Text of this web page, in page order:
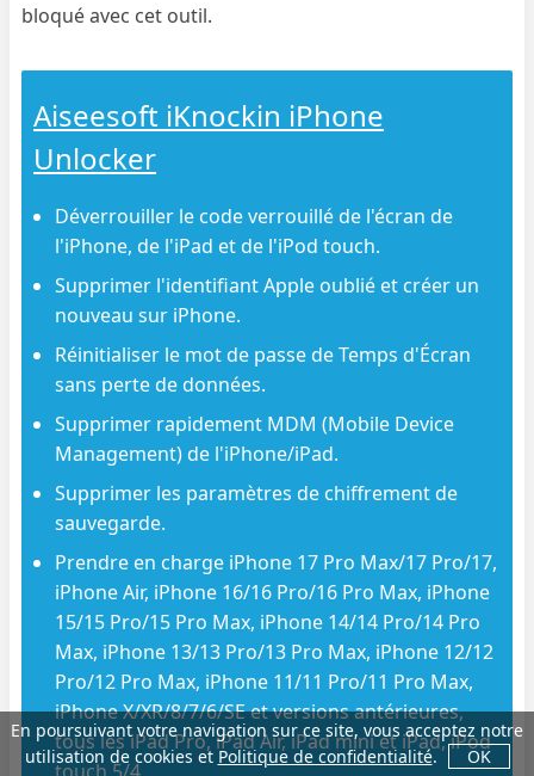
bloqué avec cet outil.
Aiseesoft iKnockin iPhone
Unlocker
Déverrouiller le code verrouillé de l'écran de
l'iPhone, de l'iPad et de l'iPod touch.
Supprimer l'identifiant Apple oublié et créer un
nouveau sur iPhone.
Réinitialiser le mot de passe de Temps d'Écran
sans perte de données.
Supprimer rapidement MDM (Mobile Device
Management) de l'iPhone/iPad.
Supprimer les paramètres de chiffrement de
sauvegarde.
Prendre en charge iPhone 17 Pro Max/17 Pro/17,
iPhone Air, iPhone 16/16 Pro/16 Pro Max, iPhone
15/15 Pro/15 Pro Max, iPhone 14/14 Pro/14 Pro
Max, iPhone 13/13 Pro/13 Pro Max, iPhone 12/12
Pro/12 Pro Max, iPhone 11/11 Pro/11 Pro Max,
iPhone X/XR/8/7/6/SE et versions antérieures,
tous les iPad Pro, iPad Air, iPad mini et iPad, iPod
touch 5/4
En poursuivant votre navigation sur ce site, vous acceptez notre
utilisation de cookies etPolitique de confidentialité. OK